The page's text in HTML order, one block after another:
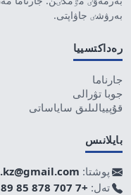
بەرۋشٸ جاۋاپتى.
رەداكتسييا
جارناما
جوبا تۋرالى
قۇپييالىلىق ساياساتى
بايلانىس
پوشتا:
تەل: +7 707 878 85 89